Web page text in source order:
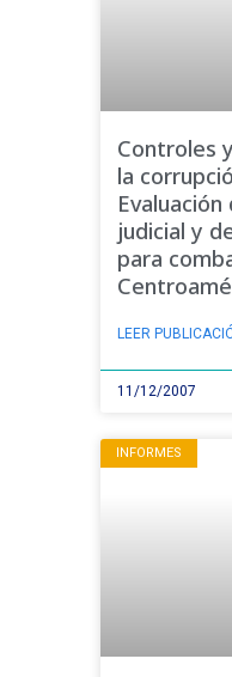
Controles
la
judicial y
para
LEER
11/12/2007
INFORMES